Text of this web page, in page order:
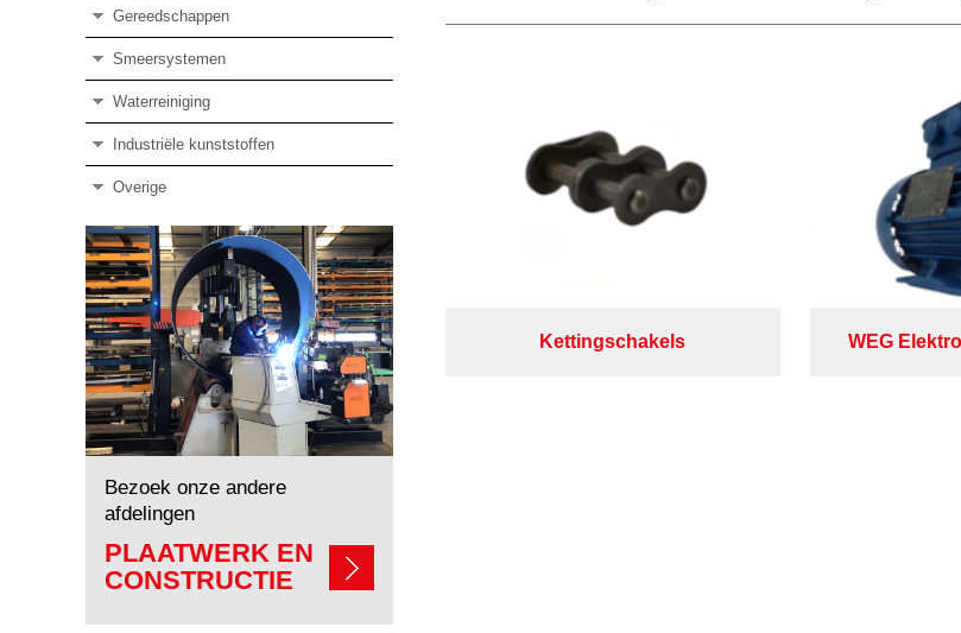
Gereedschappen
Smeersystemen
Waterreiniging
Industriële kunststoffen
Overige
Bezoek onze andere
afdelingen
PLAATWERK EN
CONSTRUCTIE
Kettingschakels WEG